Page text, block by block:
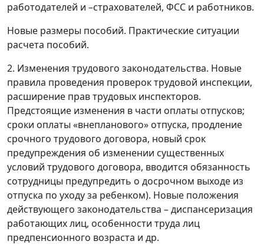
работодателей и –страхователей, ФСС и работников.
Новые размеры пособий. Практические ситуации
расчета пособий.
2. Изменения трудового законодательства. Новые
правила проведения проверок трудовой инспекции,
расширение прав трудовых инспекторов.
Предстоящие изменения в части оплаты отпусков;
сроки оплаты «внепланового» отпуска, продление
срочного трудового договора, новый срок
предупреждения об изменении существенных
условий трудового договора, вводится обязанность
сотрудницы предупредить о досрочном выходе из
отпуска по уходу за ребенком). Новые положения
действующего законодательства – диспансеризация
работающих лиц, особенности труда лиц
предпенсионного возраста и др.